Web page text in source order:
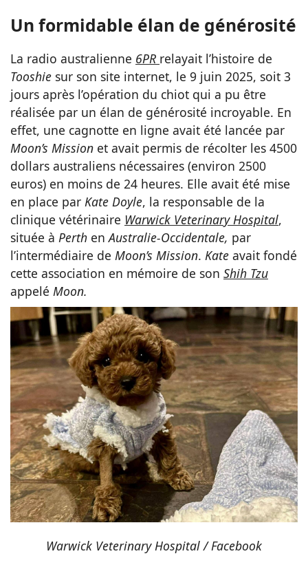
Un formidable élan de générosité
La radio australienne 6PR relayait l’histoire de
Tooshie sur son site internet, le 9 juin 2025, soit 3
jours après l’opération du chiot qui a pu être
réalisée par un élan de générosité incroyable. En
effet, une cagnotte en ligne avait été lancée par
Moon’s Mission et avait permis de récolter les 4500
dollars australiens nécessaires (environ 2500
euros) en moins de 24 heures. Elle avait été mise
en place par Kate Doyle, la responsable de la
clinique vétérinaire Warwick Veterinary Hospital,
située à Perth enAustralie-Occidentale, par
l’intermédiaire de Moon’s Mission. Kate avait fondé
cette association en mémoire de son Shih Tzu
appelé Moon.
Warwick Veterinary Hospital / Facebook